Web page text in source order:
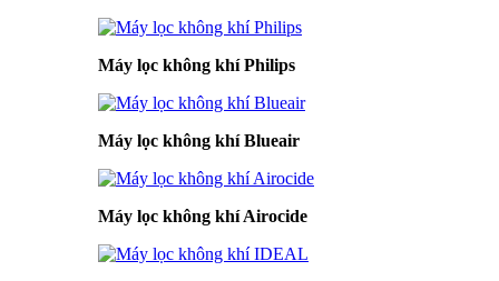
Máy lọc không khí Philips
Máy lọc không khí Blueair
Máy lọc không khí Airocide